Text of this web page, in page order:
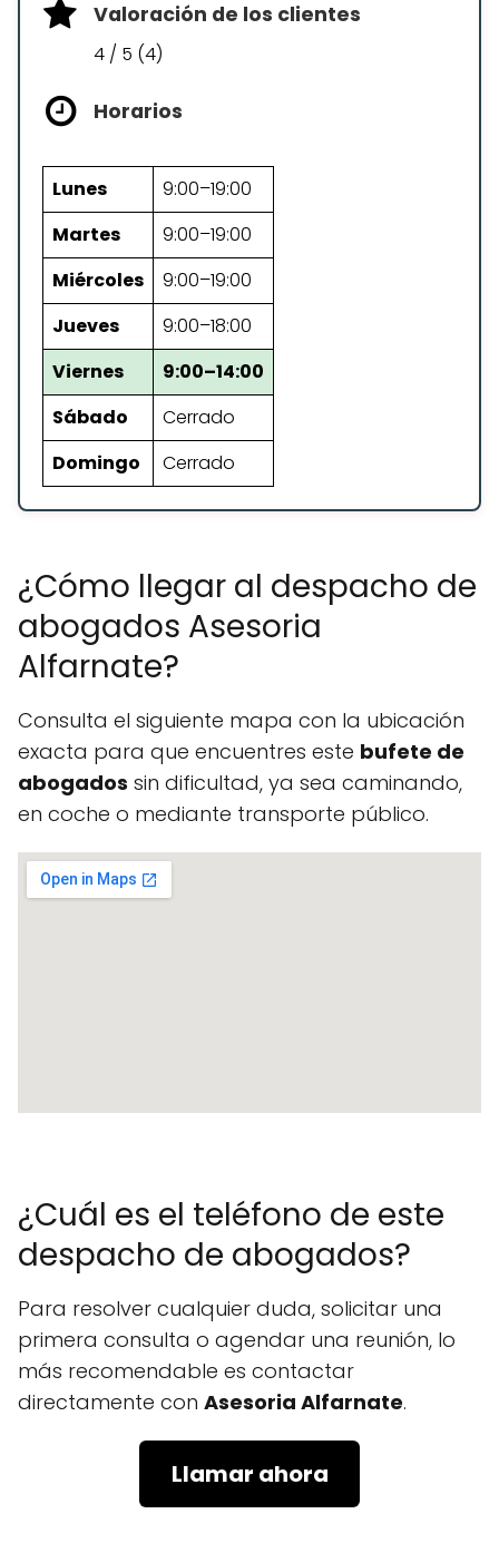
Valoración de los clientes
4 / 5 (4)
Horarios
Lunes
9:00–19:00
Martes
9:00–19:00
Miércoles
9:00–19:00
Jueves
9:00–18:00
Viernes
9:00–14:00
Sábado
Cerrado
Domingo
Cerrado
¿Cómo llegar al despacho de
abogados Asesoria
Alfarnate?
Consulta el siguiente mapa con la ubicación
exacta para que encuentres este bufete de
abogados sin dificultad, ya sea caminando,
en coche o mediante transporte público.
¿Cuál es el teléfono de este
despacho de abogados?
Para resolver cualquier duda, solicitar una
primera consulta o agendar una reunión, lo
más recomendable es contactar
directamente con Asesoria Alfarnate.
Llamar ahora